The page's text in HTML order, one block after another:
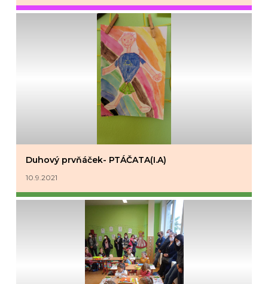
Duhový prvňáček- PTÁČATA(I.A)
10.9.2021